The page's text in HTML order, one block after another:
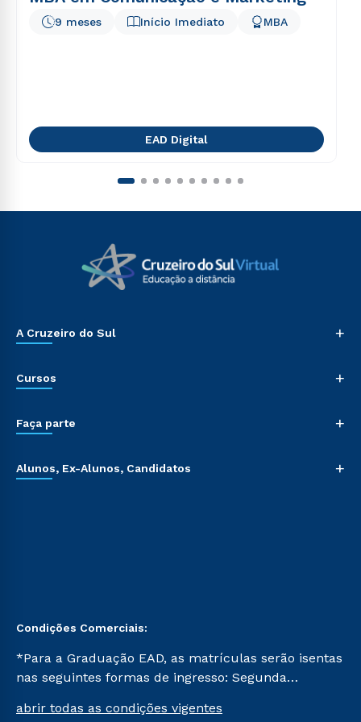
Início Imediato
9 meses MBA
EAD Digital
A Cruzeiro do Sul +
Cursos +
Faça parte +
Alunos, Ex-Alunos, Candidatos +
Condições Comerciais:
*Para a Graduação EAD, as matrículas serão isentas
nas seguintes formas de ingresso: Segunda
Já para as demais, a taxa de matrícula será de R$
abrir todas as condições vigentes